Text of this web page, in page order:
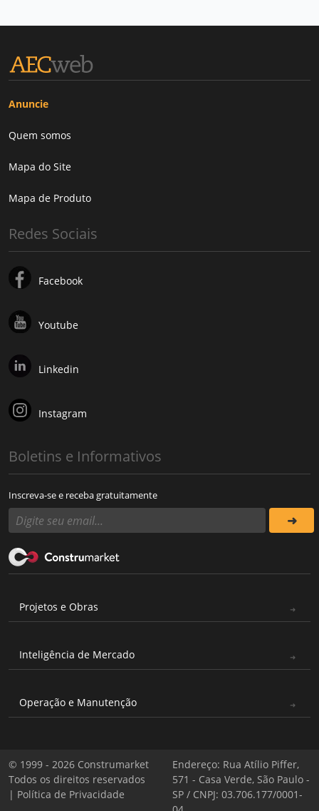
Anuncie
Quem somos
Mapa do Site
Mapa de Produto
Redes Sociais
Facebook
Youtube
Linkedin
Instagram
Boletins e Informativos
Inscreva-se e receba gratuitamente
Projetos e Obras
Inteligência de Mercado
Operação e Manutenção
© 1999 - 2026 Construmarket
Todos os direitos reservados
| Política de Privacidade
Endereço: Rua Atílio Piffer,
571 - Casa Verde, São Paulo -
SP / CNPJ: 03.706.177/0001-